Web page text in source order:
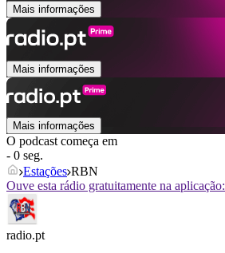
Mais informações
Mais informações
Mais informações
O podcast começa em
- 0 seg.
Estações RBN
Ouve esta rádio gratuitamente na aplicação:
radio.pt